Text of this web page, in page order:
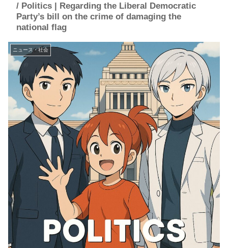
/ Politics | Regarding the Liberal Democratic
Party’s bill on the crime of damaging the
national flag
ニュース・社会